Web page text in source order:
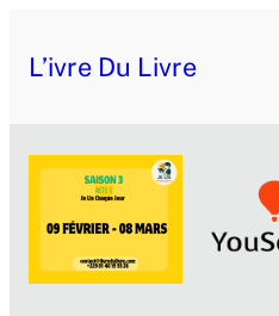
L’ivre Du Livre